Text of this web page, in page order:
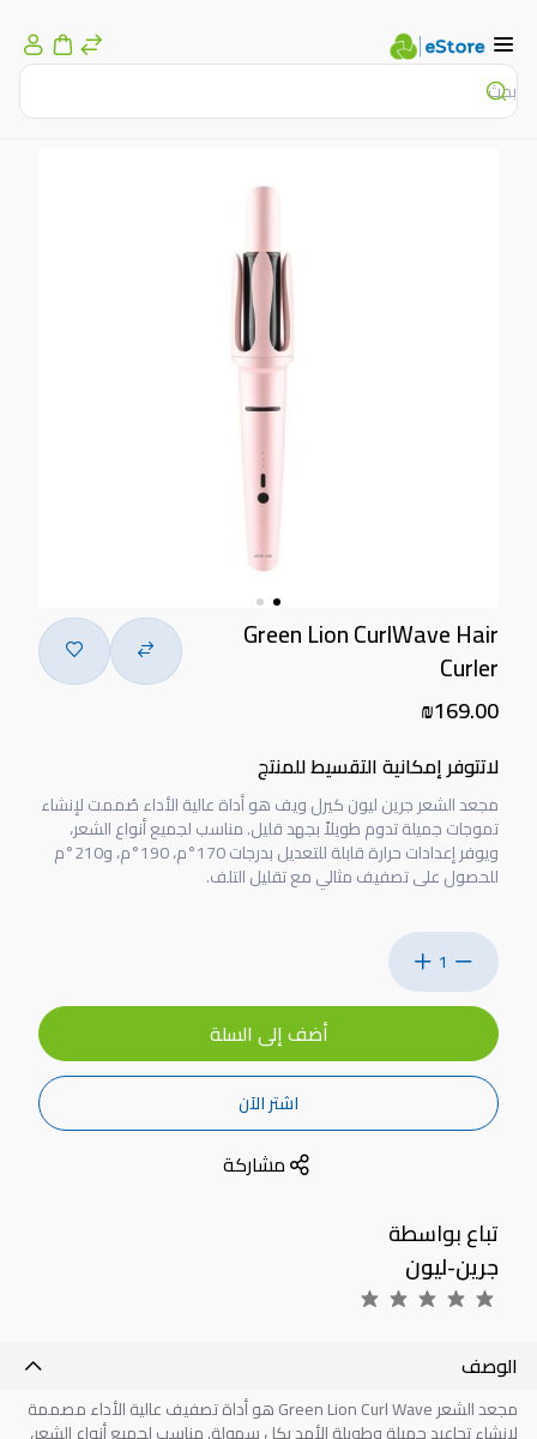
Green Lion CurlWave Hair
Curler
₪169.00
لاتتوفر إمكانية التقسيط للمنتج
مجعد الشعر جرين ليون كيرل ويف هو أداة عالية الأداء صُممت لإنشاء
تموجات جميلة تدوم طويلاً بجهد قليل. مناسب لجميع أنواع الشعر،
ويوفر إعدادات حرارة قابلة للتعديل بدرجات 170°م، 190°م، و210°م
للحصول على تصفيف مثالي مع تقليل التلف.
1
أضف إلى السلة
اشتر الآن
مشاركة
تباع بواسطة
جرين-ليون
الوصف
مجعد الشعر Green Lion Curl Wave هو أداة تصفيف عالية الأداء مصممة